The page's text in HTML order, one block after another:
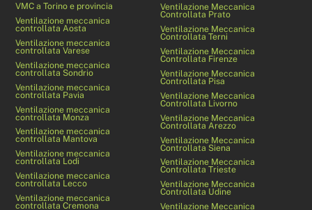
VMC a Torino e provincia
Ventilazione meccanica
controllata Aosta
Ventilazione meccanica
controllata Varese
Ventilazione meccanica
controllata Sondrio
Ventilazione meccanica
controllata Pavia
Ventilazione meccanica
controllata Monza
Ventilazione meccanica
controllata Mantova
Ventilazione meccanica
controllata Lodi
Ventilazione meccanica
controllata Lecco
Ventilazione meccanica
controllata Cremona
Ventilazione Meccanica
Controllata Prato
Ventilazione Meccanica
Controllata Terni
Ventilazione Meccanica
Controllata Firenze
Ventilazione Meccanica
Controllata Pisa
Ventilazione Meccanica
Controllata Livorno
Ventilazione Meccanica
Controllata Arezzo
Ventilazione Meccanica
Controllata Siena
Ventilazione Meccanica
Controllata Trieste
Ventilazione Meccanica
Controllata Udine
Ventilazione Meccanica